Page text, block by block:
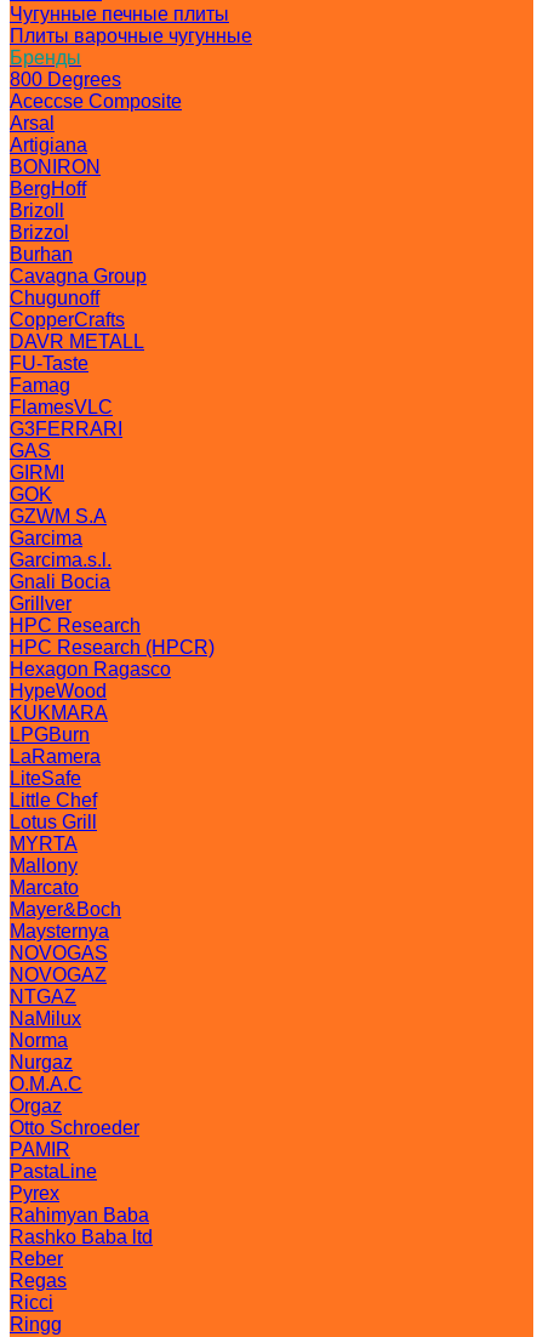
Чугунные печные плиты
Плиты варочные чугунные
Бренды
800 Degrees
Aceccse Composite
Arsal
Artigiana
BONIRON
BergHoff
Brizoll
Brizzol
Burhan
Cavagna Group
Chugunoff
CopperCrafts
DAVR METALL
FU-Taste
Famag
FlamesVLC
G3FERRARI
GAS
GIRMI
GOK
GZWM S.A
Garcima
Garcima.s.l.
Gnali Bocia
Grillver
HPC Research
HPC Research (HPCR)
Hexagon Ragasco
HypeWood
KUKMARA
LPGBurn
LaRamera
LiteSafe
Little Chef
Lotus Grill
MYRTA
Mallony
Marcato
Mayer&Boch
Maysternya
NOVOGAS
NOVOGAZ
NTGAZ
NaMilux
Norma
Nurgaz
O.M.A.C
Orgaz
Otto Schroeder
PAMIR
PastaLine
Pyrex
Rahimyan Baba
Rashko Baba ltd
Reber
Regas
Ricci
Ringg